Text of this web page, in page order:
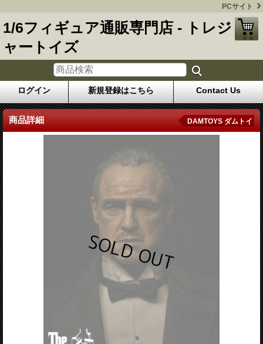
PCサイト
1/6フィギュア通販専門店 - トレジ
ャートイズ
ログイン 新規登録はこちら Contact Us
商品詳細 DAMTOYS ダムトイ